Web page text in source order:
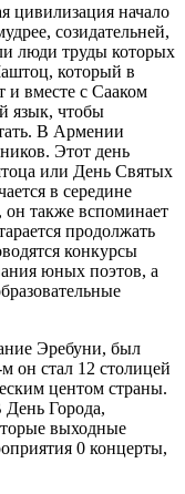
цивилизация начало
созидательней,
люди труды которых
который в
и вместе с Сааком
язык, чтобы
В Армении
Этот день
или День Святых
в середине
он также вспоминает
продолжать
конкурсы
юных поэтов, а
Эребуни, был
он стал 12 столицей
центом страны.
Города,
выходные
0 концерты,